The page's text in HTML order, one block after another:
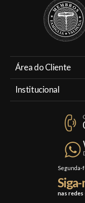
Área do Cliente
Institucional
Política de Privacidade
Trocas e Devoluções
Formas de Pagamento
Segunda-
nas redes